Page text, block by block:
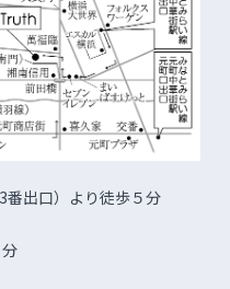
番出口）より徒歩５分